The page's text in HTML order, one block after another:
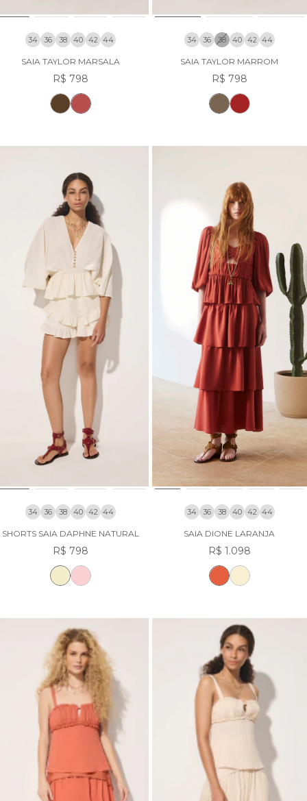
34 36 38 40 42 44
SAIA TAYLOR MARSALA
R$ 798
34 36 38 40 42 44
SAIA TAYLOR MARROM
R$ 798
34 36 38 40 42 44
SHORTS SAIA DAPHNE NATURAL
R$ 798
34 36 38 40 42 44
SAIA DIONE LARANJA
R$ 1.098